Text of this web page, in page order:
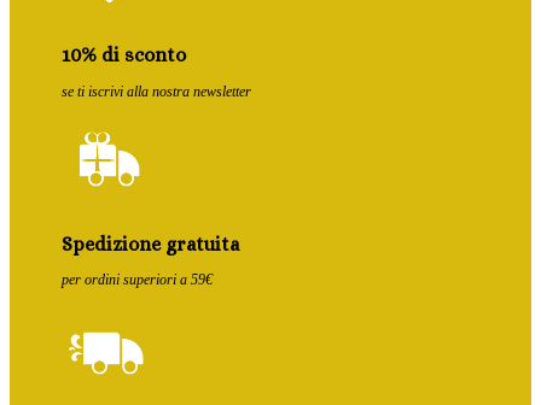
10% di sconto
se ti iscrivi alla nostra newsletter
Spedizione gratuita
per ordini superiori a 59€